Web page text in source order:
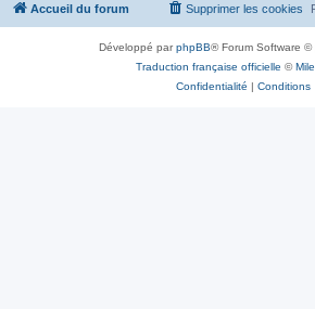
Accueil du forum Supprimer les cookies
Développé parphpBB® Forum Software ©
Traduction française officielle ©
Confidentialité | Conditions